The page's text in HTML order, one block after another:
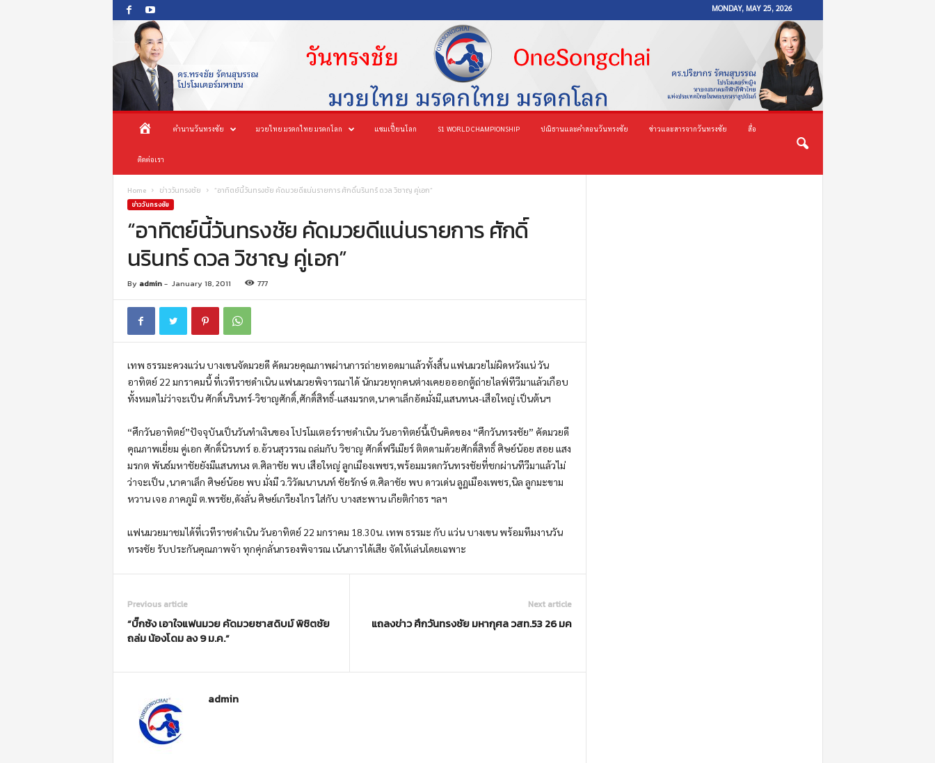
MONDAY, MAY 25, 2026
O
o
น้
า
ก
ตำนานวันทรงชัย มวยไทย มรดกไทย มรดกโลก แชมเปี้ยนโลก S1 WORLD CHAMPIONSHIP ปณิธานและคำสอนวันทรงชัย ข่าวและสารจากวันทรงชัย สื่อ
ติดต่อเรา
Home ข่าววันทรงชัย “อาทิตย์นี้วันทรงชัย คัดมวยดีแน่นรายการ ศักดิ์นรินทร์ ดวล วิชาญ คู่เอก”
ข่าววันทรงชัย
“อาทิตย์นี้วันทรงชัย คัดมวยดีแน่นรายการ ศักดิ์
นรินทร์ ดวล วิชาญ คู่เอก”
By admin- January 18, 2011 777
เทพ ธรรมะควงแว่น บางเขนจัดมวยดี คัดมวยคุณภาพผ่านการถ่ายทอดมาแล้วทั้งสิ้น แฟนมวยไม่ผิดหวังแน่ วัน
อาทิตย์ 22 มกราคมนี้ ที่เวทีราชดำเนิน แฟนมวยพิจารณาได้ นักมวยทุกคนต่างเคยอออกตู้ถ่ายไลฟ์ทีวีมาแล้วเกือบ
ทั้งหมดไม่ว่าจะเป็น ศักดิ์นรินทร์-วิชาญศักดิ์,ศักดิ์สิทธิ์-แสงมรกต,นาคาเล็กอัดมั่งมี,แสนทนง-เสือใหญ่ เป็นต้นฯ
“ศึกวันอาทิตย์”ปัจจุบันเป็นวันทำเงินของ โปรโมเตอร์ราชดำเนิน วันอาทิตย์นี้เป็นคิดของ “ศึกวันทรงชัย” คัดมวยดี
คุณภาพเยี่ยม คู่เอก ศักดิ์นิรนทร์ อ.อ้วนสุวรรณ ถล่มกับ วิชาญ ศักดิ์ฟรีเมียร์ ติตดามด้วยศักดิ์สิทธิ์ ศิษย์น้อย สอย แสง
มรกต พันธ์มหาชัยยังมีแสนทนง ต.ศิลาชัย พบ เสือใหญ่ ลูกเมืองเพชร,พร้อมมรดกวันทรงชัยที่ชกผ่านทีวีมาแล้วไม่
ว่าจะเป็น ,นาคาเล็ก ศิษย์น้อย พบ มั่งมี ว.วิวัฒนานนท์ ชัยรักษ์ ต.ศิลาชัย พบ ดาวเด่น ลูฏเมืองเพชร,นิล ลูกมะขาม
หวาน เจอ ภาคภูมิ ต.พรชัย,ดังลั่น ศิษย์เกรียงไกร ใส่กับ บางสะพาน เกียติกำธร ฯลฯ
แฟนมวยมาชมได้ที่เวทีราชดำเนิน วันอาทิตย์ 22 มกราคม 18.30น. เทพ ธรรมะ กับ แว่น บางเขน พร้อมทีมงานวัน
ทรงชัย รับประกันคุณภาพจ้า ทุกคุ่กลั่นกรองพิจารณ เน้นการได้เสีย จัดให้เล่นโดยเฉพาะ
Previous article
“บิ๊กซ้ง เอาใจแฟนมวย คัดมวยซาสดิบม์ พิชิตชัย
ถล่ม น้องโดม ลง 9 ม.ค.”
Next article
แถลงข่าว ศึกวันทรงชัย มหากุศล วสท.53 26 มค
admin